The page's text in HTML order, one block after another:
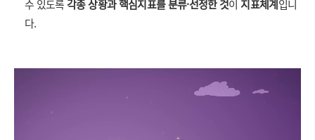
수 있도록각종 상황과 핵심지표를 분류·선정한 것이지표체계입니
다.